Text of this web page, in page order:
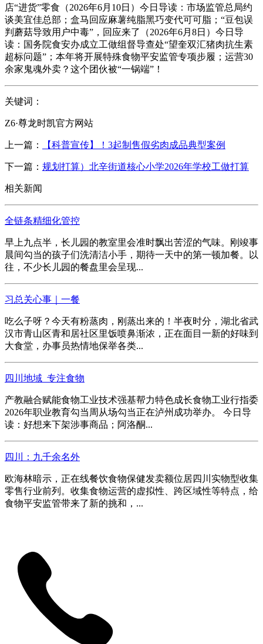
店“进货”零食（2026年6月10日）今日导读：市场监管总局约
谈美宜佳总部；盒马回应麻薯纯脂黑巧变代可可脂；“豆包误
判蘑菇导致用户中毒”，回应来了（2026年6月8日）今日导
读：国务院食安办成立工做组督导查处“望奎双汇猪肉抗生素
超标问题”；本年将开展特殊食物平安监管专项步履；运营30
余家鬼魂外卖？这个团伙被“一锅端”！
关键词：
Z6·尊龙时凯官方网站
上一篇： 【科普宣传】！3起制售假劣肉成品典型案例
下一篇： 规划打算）北辛街道核心小学2026年学校工做打算
相关新闻
全链条精细化管控
早上九点半，长儿园的教室里会准时飘出苦涩的气味。刚竣事
晨间勾当的孩子们洗清洁小手，期待一天中的第一顿加餐。以
往，不少长儿园的餐盘里会呈现...
习总关心事｜一餐
吃么子呀？今天有粉蒸肉，刚蒸出来的！半夜时分，湖北省武
汉市青山区青和居社区里饭喷鼻渐浓，正在面目一新的好味到
大食堂，办事员热情地保举各类...
四川地域_专注食物
产教融合赋能食物工业技术强基帮力特色成长食物工业行指委
2026年职业教育勾当周从场勾当正在泸州成功举办。 今日导
读：好想来下架涉事商品；阿洛酮...
四川：九千余名外
欧海林暗示，正在线餐饮食物保健发卖额位居四川实物型收集
零售行业前列。收集食物运营的虚拟性、跨区域性等特点，给
食物平安监管带来了新的挑和，...